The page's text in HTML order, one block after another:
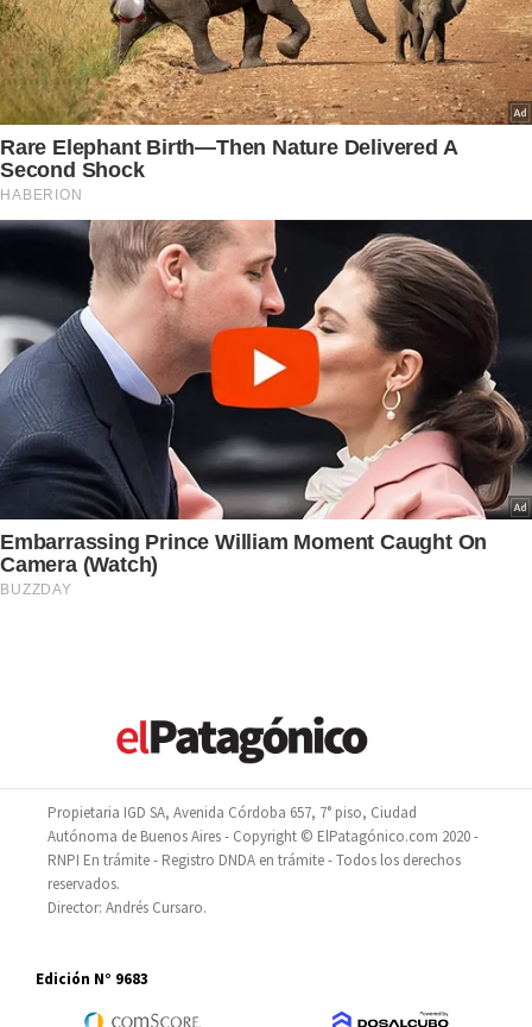
Propietaria IGD SA, Avenida Córdoba 657, 7° piso, Ciudad
Autónoma de Buenos Aires - Copyright © ElPatagónico.com 2020 -
RNPI En trámite - Registro DNDA en trámite - Todos los derechos
reservados.
Director: Andrés Cursaro.
Edición N° 9683